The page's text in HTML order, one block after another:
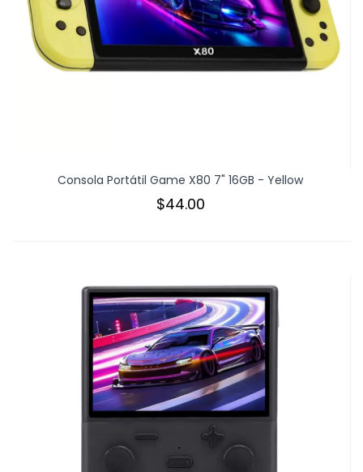
Consola Portátil Game X80 7" 16GB - Yellow
$44.00